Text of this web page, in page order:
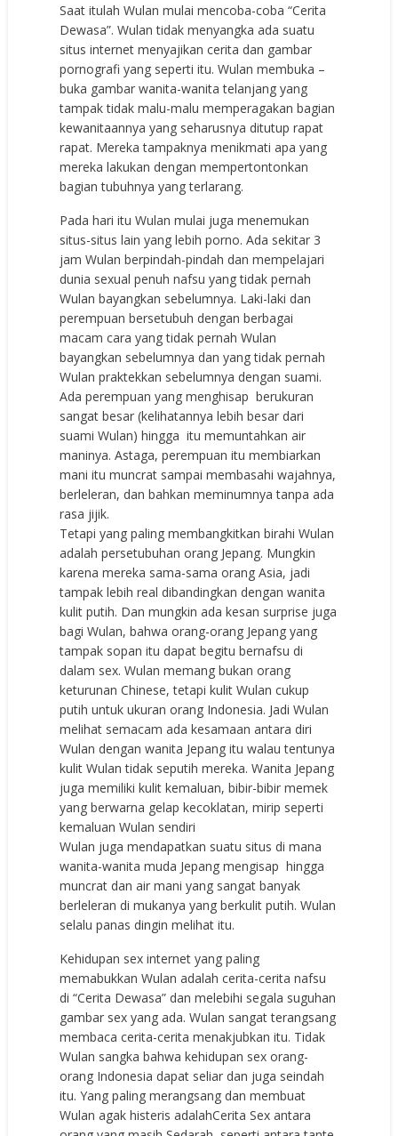
Saat itulah Wulan mulai mencoba-coba “Cerita
Dewasa”. Wulan tidak menyangka ada suatu
situs internet menyajikan cerita dan gambar
pornografi yang seperti itu. Wulan membuka –
buka gambar wanita-wanita telanjang yang
tampak tidak malu-malu memperagakan bagian
kewanitaannya yang seharusnya ditutup rapat
rapat. Mereka tampaknya menikmati apa yang
mereka lakukan dengan mempertontonkan
bagian tubuhnya yang terlarang.
Pada hari itu Wulan mulai juga menemukan
situs-situs lain yang lebih porno. Ada sekitar 3
jam Wulan berpindah-pindah dan mempelajari
dunia sexual penuh nafsu yang tidak pernah
Wulan bayangkan sebelumnya. Laki-laki dan
perempuan bersetubuh dengan berbagai
macam cara yang tidak pernah Wulan
bayangkan sebelumnya dan yang tidak pernah
Wulan praktekkan sebelumnya dengan suami.
Ada perempuan yang menghisap berukuran
sangat besar (kelihatannya lebih besar dari
suami Wulan) hingga itu memuntahkan air
maninya. Astaga, perempuan itu membiarkan
mani itu muncrat sampai membasahi wajahnya,
berleleran, dan bahkan meminumnya tanpa ada
rasa jijik.
Tetapi yang paling membangkitkan birahi Wulan
adalah persetubuhan orang Jepang. Mungkin
karena mereka sama-sama orang Asia, jadi
tampak lebih real dibandingkan dengan wanita
kulit putih. Dan mungkin ada kesan surprise juga
bagi Wulan, bahwa orang-orang Jepang yang
tampak sopan itu dapat begitu bernafsu di
dalam sex. Wulan memang bukan orang
keturunan Chinese, tetapi kulit Wulan cukup
putih untuk ukuran orang Indonesia. Jadi Wulan
melihat semacam ada kesamaan antara diri
Wulan dengan wanita Jepang itu walau tentunya
kulit Wulan tidak seputih mereka. Wanita Jepang
juga memiliki kulit kemaluan, bibir-bibir memek
yang berwarna gelap kecoklatan, mirip seperti
kemaluan Wulan sendiri
Wulan juga mendapatkan suatu situs di mana
wanita-wanita muda Jepang mengisap hingga
muncrat dan air mani yang sangat banyak
berleleran di mukanya yang berkulit putih. Wulan
selalu panas dingin melihat itu.
Kehidupan sex internet yang paling
memabukkan Wulan adalah cerita-cerita nafsu
di “Cerita Dewasa” dan melebihi segala suguhan
gambar sex yang ada. Wulan sangat terangsang
membaca cerita-cerita menakjubkan itu. Tidak
Wulan sangka bahwa kehidupan sex orang-
orang Indonesia dapat seliar dan juga seindah
itu. Yang paling merangsang dan membuat
Wulan agak histeris adalahCerita Sex antara